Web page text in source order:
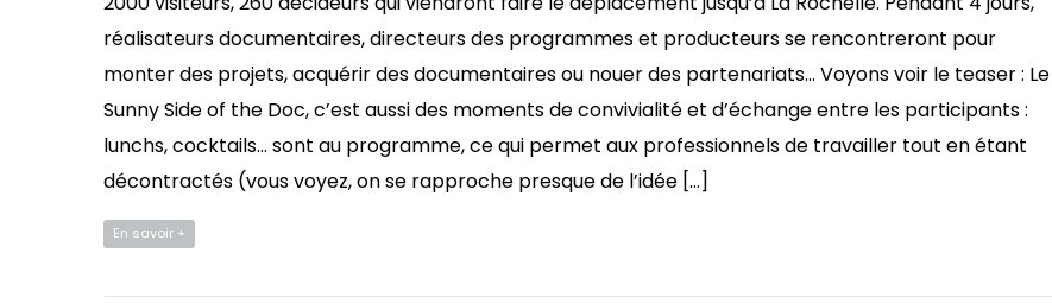
réalisateurs documentaires, directeurs des programmes et producteurs se rencontreront pour
monter des projets, acquérir des documentaires ou nouer des partenariats… Voyons voir le teaser : Le
Sunny Side of the Doc, c’est aussi des moments de convivialité et d’échange entre les participants :
lunchs, cocktails… sont au programme, ce qui permet aux professionnels de travailler tout en étant
décontractés (vous voyez, on se rapproche presque de l’idée […]
En savoir +